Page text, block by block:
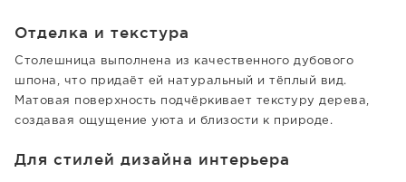
Отделка и текстура
Столешница выполнена из качественного дубового
шпона, что придаёт ей натуральный и тёплый вид.
Матовая поверхность подчёркивает текстуру дерева,
создавая ощущение уюта и близости к природе.
Для стилей дизайна интерьера